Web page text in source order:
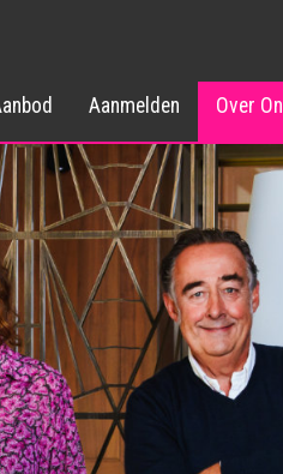
Aanmelden Over